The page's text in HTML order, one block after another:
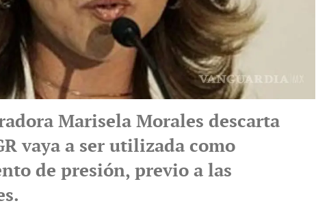
Marisela Morales descarta
vaya a ser utilizada como
de presión, previo a las